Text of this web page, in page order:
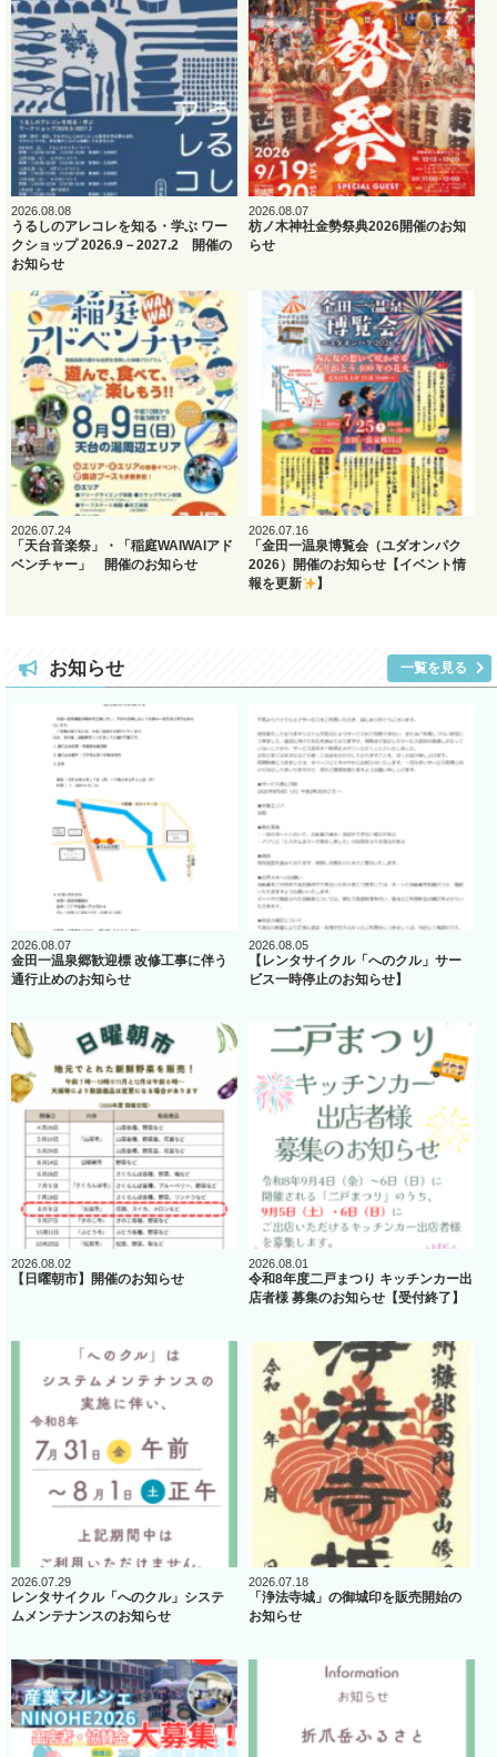
2026.08.08
うるしのアレコレを知る・学ぶ ワー
クショップ 2026.9－2027.2 開催の
お知らせ
2026.08.07
枋ノ木神社金勢祭典2026開催のお知
らせ
2026.07.24
「天台音楽祭」・「稲庭WAIWAIアド
ベンチャー」 開催のお知らせ
2026.07.16
「金田一温泉博覧会（ユダオンパク
2026）開催のお知らせ【イベント情
報を更新
】
お知らせ 一覧を見る
2026.08.07
金田一温泉郷歓迎標 改修工事に伴う
通行止めのお知らせ
2026.08.05
【レンタサイクル「へのクル」サー
ビス一時停止のお知らせ】
2026.08.02
【日曜朝市】開催のお知らせ
2026.08.01
令和8年度二戸まつり キッチンカー出
店者様 募集のお知らせ【受付終了】
2026.07.29
レンタサイクル「へのクル」システ
ムメンテナンスのお知らせ
2026.07.18
「浄法寺城」の御城印を販売開始の
お知らせ